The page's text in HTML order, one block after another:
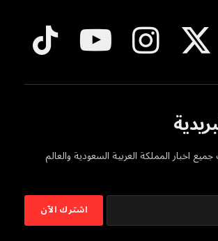
X الانستغرام يوتيوب تيكتوك
اخبار المملكة العربية السعودية والعالم